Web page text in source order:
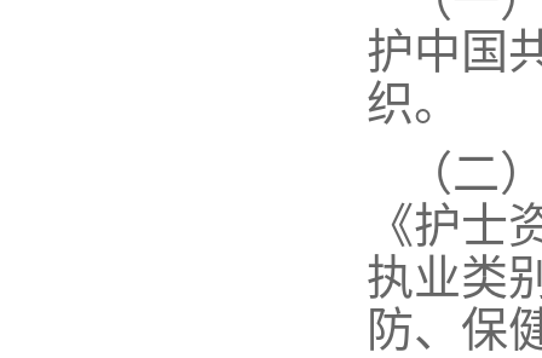
护中国
织。
（二
《护
执业类
防、保